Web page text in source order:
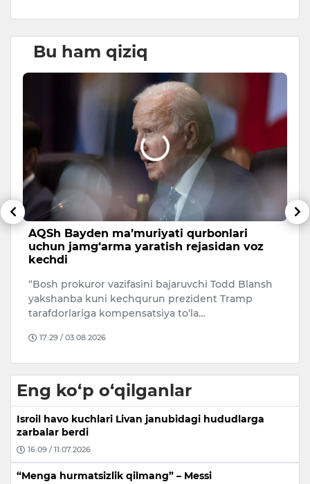
Bu ham qiziq
AQSh Bayden ma’muriyati qurbonlari
uchun jamg‘arma yaratish rejasidan voz
kechdi
“Bosh prokuror vazifasini bajaruvchi Todd Blansh
yakshanba kuni kechqurun prezident Tramp
tarafdorlariga kompensatsiya to‘la…
17:29 / 03.08.2026
Eng ko‘p o‘qilganlar
Isroil havo kuchlari Livan janubidagi hududlarga
zarbalar berdi
16:09 / 11.07.2026
“Menga hurmatsizlik qilmang” – Messi